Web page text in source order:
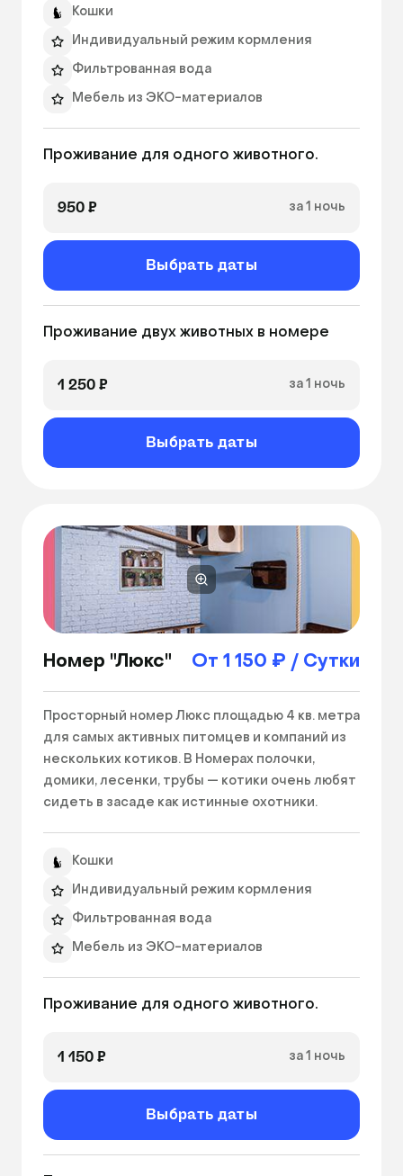
Кошки
Индивидуальный режим кормления
Фильтрованная вода
Мебель из ЭКО-материалов
Ежедневный фото отчет
Уборка 2 раза в день
Видеонаблюдение
Наполнитель для туалета
Проживание для одного животного.
950 ₽ за 1 ночь
Выбрать даты
Проживание двух животных в номере
1 250 ₽ за 1 ночь
Выбрать даты
Номер "Люкс" От 1 150 ₽ / Сутки
Просторный номер Люкс площадью 4 кв. метра
для самых активных питомцев и компаний из
нескольких котиков. В Номерах полочки,
домики, лесенки, трубы — котики очень любят
сидеть в засаде как истинные охотники.
стеклянная дверь и продуманное
оборудование номера.
Кошки
Индивидуальный режим кормления
Фильтрованная вода
Мебель из ЭКО-материалов
Ежедневный фото отчет
Уборка 2 раза в день
Видеонаблюдение
Наполнитель для туалета
Проживание для одного животного.
1 150 ₽ за 1 ночь
Выбрать даты